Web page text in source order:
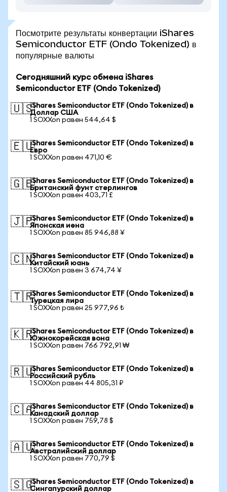
Посмотрите результаты конвертации iShares
Semiconductor ETF (Ondo Tokenized) в
популярные валюты
Сегодняшний курс обмена iShares
Semiconductor ETF (Ondo Tokenized)
🇺🇸iShares Semiconductor ETF (Ondo Tokenized) в
Доллар США
1 SOXXon равен 544,64 $
🇪🇺iShares Semiconductor ETF (Ondo Tokenized) в
Евро
1 SOXXon равен 471,10 €
🇬🇧iShares Semiconductor ETF (Ondo Tokenized) в
Британский фунт стерлингов
1 SOXXon равен 403,71 £
🇯🇵iShares Semiconductor ETF (Ondo Tokenized) в
Японская иена
1 SOXXon равен 85 946,88 ¥
🇨🇳iShares Semiconductor ETF (Ondo Tokenized) в
Китайский юань
1 SOXXon равен 3 674,74 ¥
🇹🇷iShares Semiconductor ETF (Ondo Tokenized) в
Турецкая лира
1 SOXXon равен 25 977,96 ₺
🇰🇷iShares Semiconductor ETF (Ondo Tokenized) в
Южнокорейская вона
1 SOXXon равен 766 792,91 ₩
🇷🇺iShares Semiconductor ETF (Ondo Tokenized) в
Российский рубль
1 SOXXon равен 44 805,31 ₽
🇨🇦iShares Semiconductor ETF (Ondo Tokenized) в
Канадский доллар
1 SOXXon равен 759,78 $
🇦🇺iShares Semiconductor ETF (Ondo Tokenized) в
Австралийский доллар
1 SOXXon равен 770,79 $
🇸🇬iShares Semiconductor ETF (Ondo Tokenized) в
Сингапурский доллар